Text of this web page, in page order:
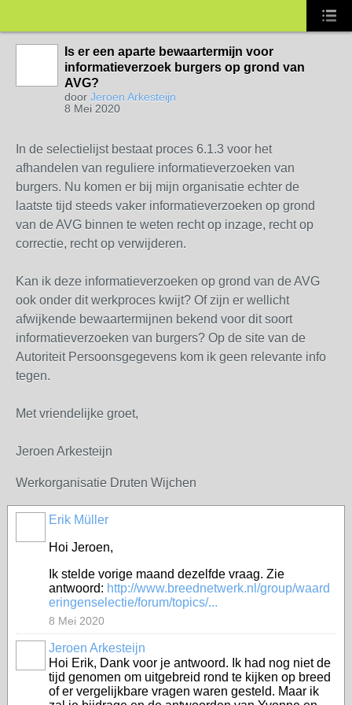
Is er een aparte bewaartermijn voor
informatieverzoek burgers op grond van
AVG?
door Jeroen Arkesteijn
8 Mei 2020
In de selectielijst bestaat proces 6.1.3 voor het
afhandelen van reguliere informatieverzoeken van
burgers. Nu komen er bij mijn organisatie echter de
laatste tijd steeds vaker informatieverzoeken op grond
van de AVG binnen te weten recht op inzage, recht op
correctie, recht op verwijderen.
Kan ik deze informatieverzoeken op grond van de AVG
ook onder dit werkproces kwijt? Of zijn er wellicht
afwijkende bewaartermijnen bekend voor dit soort
informatieverzoeken van burgers? Op de site van de
Autoriteit Persoonsgegevens kom ik geen relevante info
tegen.
Met vriendelijke groet,
Jeroen Arkesteijn
Werkorganisatie Druten Wijchen
Erik Müller
Hoi Jeroen,
Ik stelde vorige maand dezelfde vraag. Zie
antwoord: http://www.breednetwerk.nl/group/waard
eringenselectie/forum/topics/...
8 Mei 2020
Jeroen Arkesteijn
Hoi Erik, Dank voor je antwoord. Ik had nog niet de
tijd genomen om uitgebreid rond te kijken op breed
of er vergelijkbare vragen waren gesteld. Maar ik